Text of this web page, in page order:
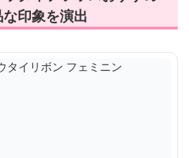
印象を演出